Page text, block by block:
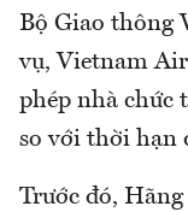
Bộ Giao thông
vụ, Vietnam
phép nhà chức
so với thời hạn
Trước đó,